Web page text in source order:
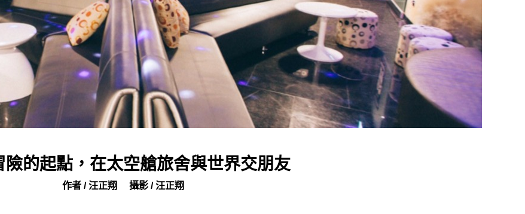
險的起點，在太空艙旅舍與世界交朋友
作者 / 汪正翔 攝影 / 汪正翔